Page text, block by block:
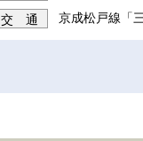
交 通 京成松戸線「